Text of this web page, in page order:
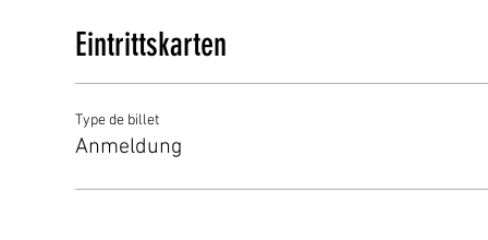
Eintrittskarten
Type de billet
Anmeldung